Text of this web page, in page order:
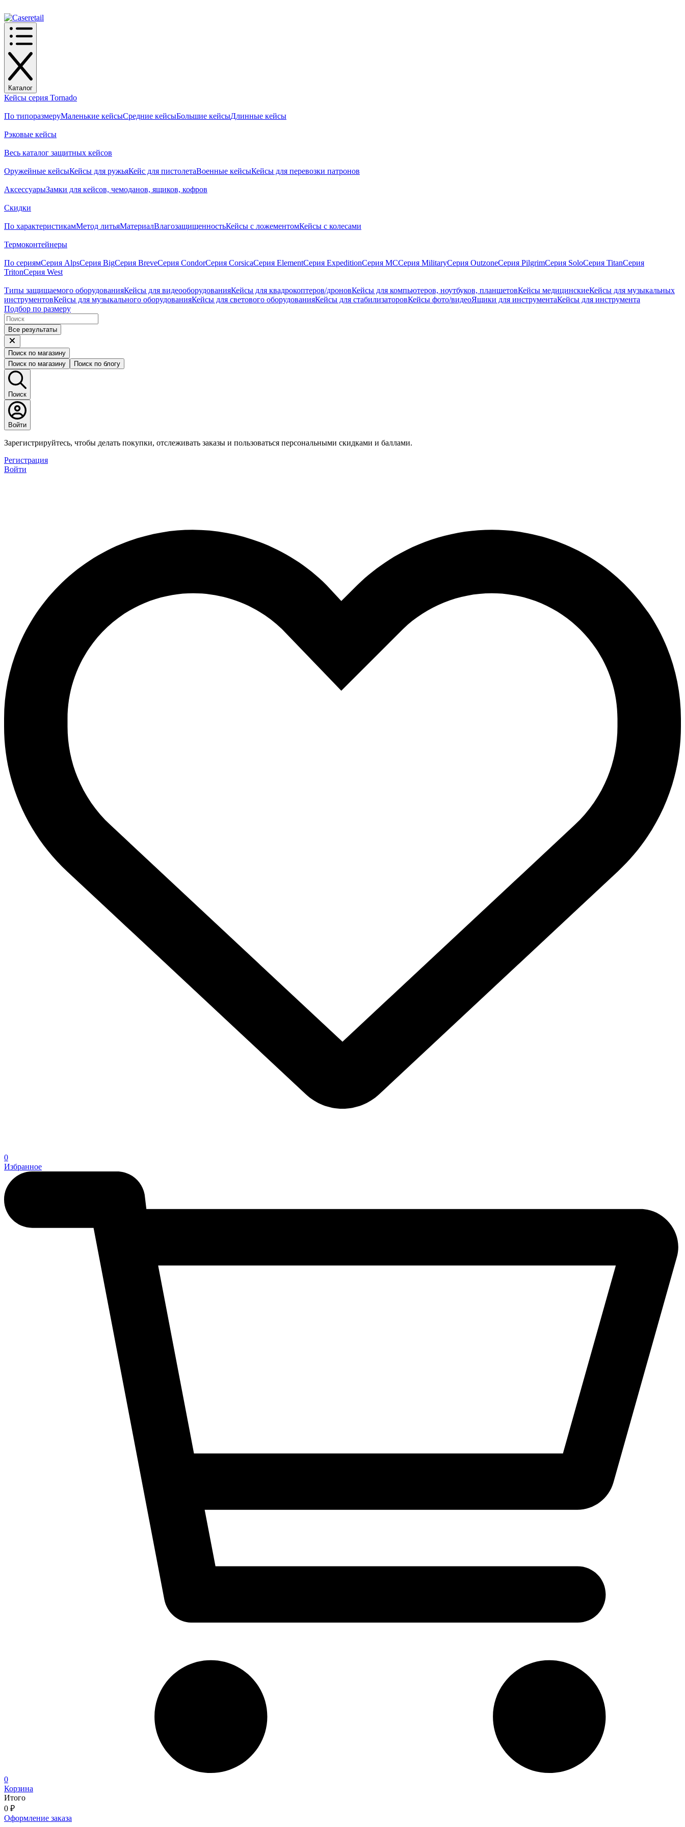
Каталог
Кейсы серия Tornado
По типоразмеруМаленькие кейсыСредние кейсыБольшие кейсыДлинные кейсы
Рэковые кейсы
Весь каталог защитных кейсов
Оружейные кейсыКейсы для ружьяКейс для пистолетаВоенные кейсыКейсы для перевозки патронов
АксессуарыЗамки для кейсов, чемоданов, ящиков, кофров
Скидки
По характеристикамМетод литьяМатериалВлагозащищенностьКейсы с ложементомКейсы с колесами
Термоконтейнеры
По сериямСерия AlpsСерия BigСерия BreveСерия CondorСерия CorsicaСерия ElementСерия ExpeditionСерия MCСерия MilitaryСерия OutzoneСерия PilgrimСерия SoloСерия TitanСерия
TritonСерия West
Типы защищаемого оборудованияКейсы для видеооборудованияКейсы для квадрокоптеров/дроновКейсы для компьютеров, ноутбуков, планшетовКейсы медицинскиеКейсы для музыкальных
инструментовКейсы для музыкального оборудованияКейсы для светового оборудованияКейсы для стабилизаторовКейсы фото/видеоЯщики для инструментаКейсы для инструмента
Подбор по размеру
Все результаты
Поиск по магазину
Поиск по магазину
Поиск по блогу
Поиск
Войти
Зарегистрируйтесь, чтобы делать покупки, отслеживать заказы и пользоваться персональными скидками и баллами.
Регистрация
Войти
0
Избранное
0
Корзина
Итого
0 ₽
Оформление заказа